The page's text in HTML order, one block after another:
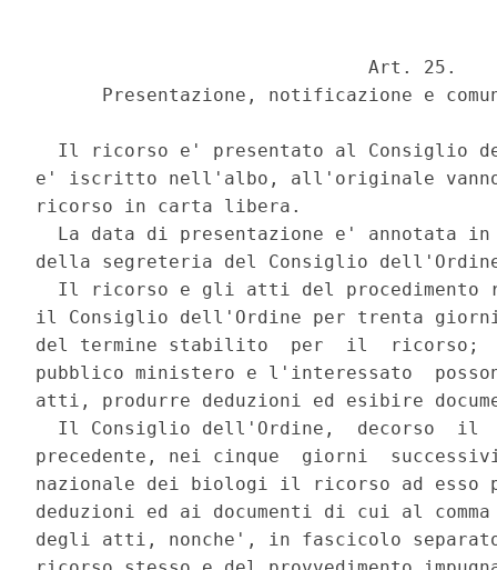
                              Art. 25.
Presentazione, notificazione e
Il ricorso e' presentato al Consiglio
e' iscritto nell'albo, all'originale
ricorso in carta libera.
La data di presentazione e' annotata
della segreteria del Consiglio
Il ricorso e gli atti del procedimento
il Consiglio dell'Ordine per trenta
del termine stabilito  per  il  ricorso;
pubblico ministero e l'interessato
atti, produrre deduzioni ed esibire
Il Consiglio dell'Ordine,  decorso  il
precedente, nei cinque  giorni
nazionale dei biologi il ricorso ad esso
deduzioni ed ai documenti di cui al
degli atti, nonche', in fascicolo